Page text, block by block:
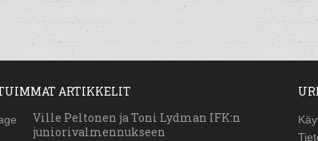
ARTIKKELIT
Ville Peltonen ja Toni Lydman IFK:n
juniorivalmennukseen